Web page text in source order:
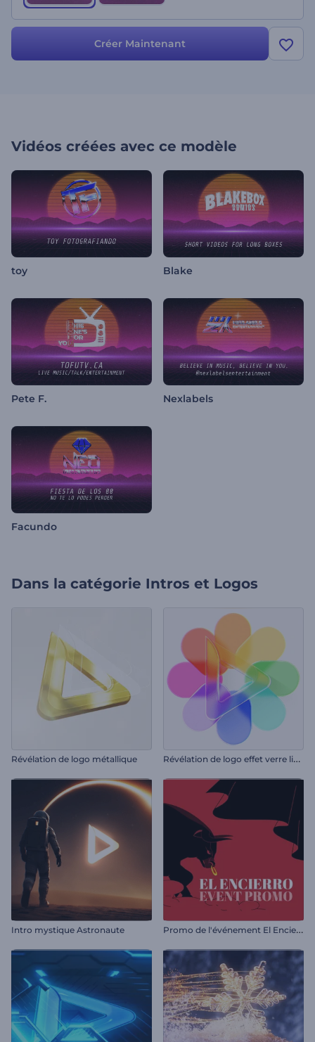
Créer Maintenant
Vidéos créées avec ce modèle
toy Blake
Pete F. Nexlabels
Facundo
Dans la catégorie Intros et Logos
Révélation de logo métallique R
évélation de logo effet verre liquide
Intro mystique Astronaute P
romo de l'événement El Encierro